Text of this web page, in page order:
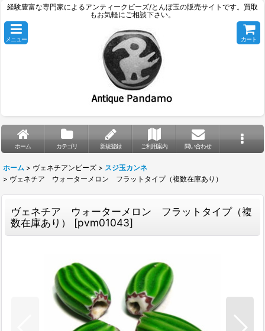
経験豊富な専門家によるアンティークビーズ/とんぼ玉の販売サイトです。買取
もお気軽にご相談下さい。
メニュー カート
ホーム カテゴリ 新規登録 ご利用案内 問い合わせ
ホーム > ヴェネチアンビーズ > スジ玉カンネ
> ヴェネチア ウォーターメロン フラットタイプ（複数在庫あり）
ヴェネチア ウォーターメロン フラットタイプ（複
数在庫あり）
[pvm01043]